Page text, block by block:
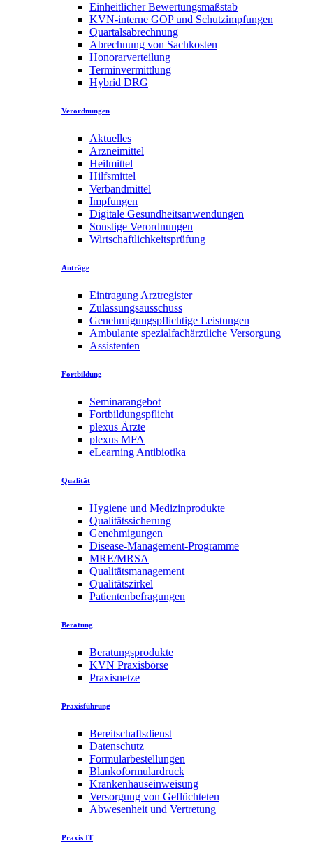
Einheitlicher Bewertungsmaßstab
KVN-interne GOP und Schutzimpfungen
Quartalsabrechnung
Abrechnung von Sachkosten
Honorarverteilung
Terminvermittlung
Hybrid DRG
Verordnungen
Aktuelles
Arzneimittel
Heilmittel
Hilfsmittel
Verbandmittel
Impfungen
Digitale Gesundheitsanwendungen
Sonstige Verordnungen
Wirtschaftlichkeitsprüfung
Anträge
Eintragung Arztregister
Zulassungsausschuss
Genehmigungspflichtige Leistungen
Ambulante spezialfachärztliche Versorgung
Assistenten
Fortbildung
Seminarangebot
Fortbildungspflicht
plexus Ärzte
plexus MFA
eLearning Antibiotika
Qualität
Hygiene und Medizinprodukte
Qualitätssicherung
Genehmigungen
Disease-Management-Programme
MRE/MRSA
Qualitätsmanagement
Qualitätszirkel
Patientenbefragungen
Beratung
Beratungsprodukte
KVN Praxisbörse
Praxisnetze
Praxisführung
Bereitschaftsdienst
Datenschutz
Formularbestellungen
Blankoformulardruck
Krankenhauseinweisung
Versorgung von Geflüchteten
Abwesenheit und Vertretung
Praxis IT